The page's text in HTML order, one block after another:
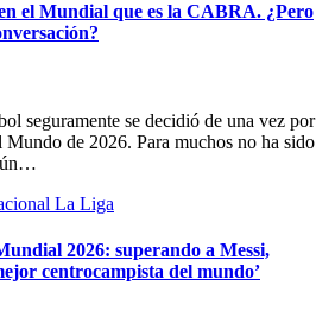
el Mundial que es la CABRA. ¿Pero
seguramente se decidió de una vez por
Mundo de 2026. Para muchos no ha sido
La Liga
2026: superando a Messi,
centrocampista del mundo’